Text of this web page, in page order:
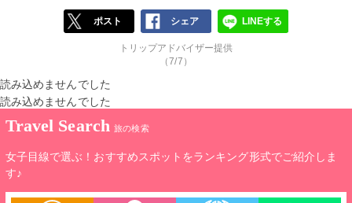
ポスト シェア LINEする
トリップアドバイザー提供
（7/7）
読み込めませんでした
読み込めませんでした
Travel Search 旅の検索
女子目線で選ぶ！おすすめスポットをランキング形式でご紹介しま
す♪